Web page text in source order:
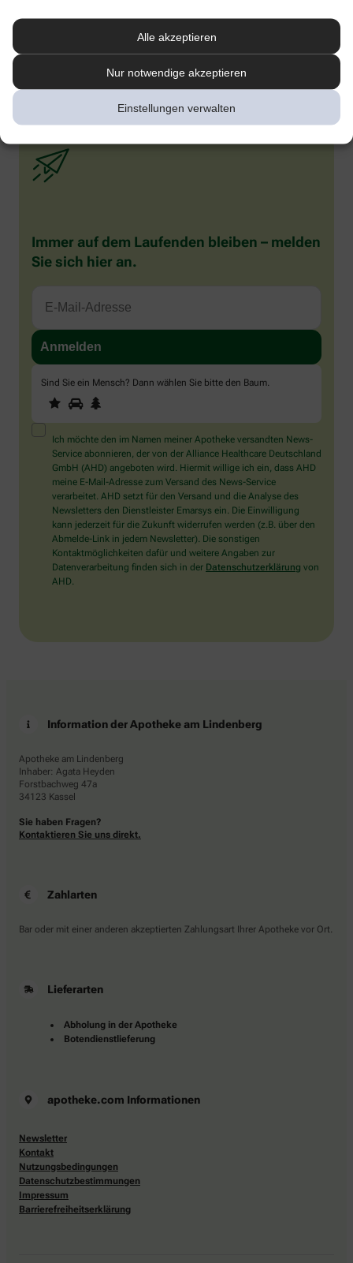
Alle akzeptieren
Nur notwendige akzeptieren
Einstellungen verwalten
besprechen, besonders bei gleichzeitiger Einnahme von
Medikamenten, die auf Dopamin-Rezeptoren wirken,
beispielsweise bei psychischen Erkrankungen. Ebenso sollte
eingenommen werden, da er u.a. die Milchproduktion stören
kann.
Immer auf dem Laufenden bleiben – melden
Sie sich hier an.
Sind Sie ein Mensch? Dann wählen Sie bitte den Baum.
Sind
Sie
ein
Mensch?
Dann
wählen
Sie
bitte
den
Baum.
1 2
Ich möchte den im Namen meiner Apotheke versandten News-
Service abonnieren, der von der Alliance Healthcare Deutschland
GmbH (AHD) angeboten wird. Hiermit willige ich ein, dass AHD
meine E-Mail-Adresse zum Versand des News-Service
verarbeitet. AHD setzt für den Versand und die Analyse des
Newsletters den Dienstleister Emarsys ein. Die Einwilligung
kann jederzeit für die Zukunft widerrufen werden (z.B. über den
Abmelde-Link in jedem Newsletter). Die sonstigen
Kontaktmöglichkeiten dafür und weitere Angaben zur
Datenverarbeitung finden sich in der Datenschutzerklärung von
AHD.
Information der Apotheke am Lindenberg
Apotheke am Lindenberg
Inhaber: Agata Heyden
Forstbachweg 47a
34123 Kassel
Sie haben Fragen?
Kontaktieren Sie uns direkt.
Zahlarten
Bar oder mit einer anderen akzeptierten Zahlungsart Ihrer Apotheke vor Ort.
Lieferarten
Abholung in der Apotheke
Botendienstlieferung
apotheke.com Informationen
Newsletter
Kontakt
Nutzungsbedingungen
Datenschutzbestimmungen
Impressum
Barrierefreiheitserklärung